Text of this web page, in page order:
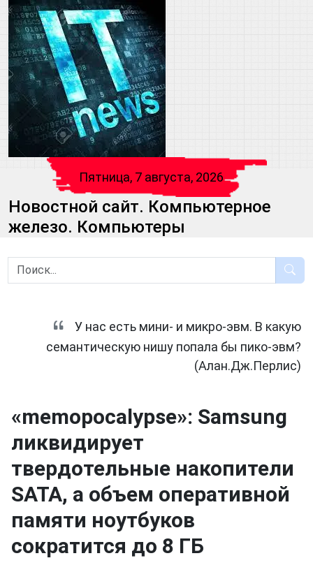
Пятница, 7 августа, 2026
Новостной сайт. Компьютерное
железо. Компьютеры
У нас есть мини- и микро-эвм. В какую
семантическую нишу попала бы пико-эвм?
(Алан.Дж.Перлис)
«memopocalypse»: Samsung
ликвидирует
твердотельные накопители
SATA, а объем оперативной
памяти ноутбуков
сократится до 8 ГБ